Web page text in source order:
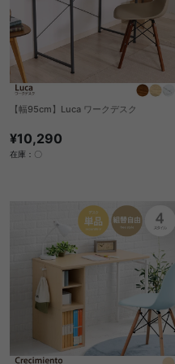
【幅95cm】Luca ワークデスク
¥10,290
在庫：〇